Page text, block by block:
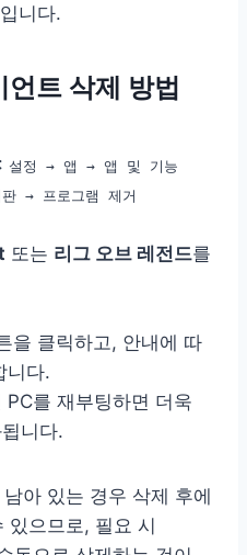
니다.
트 삭제 방법
설정 → 앱 → 앱 및 기능
판 → 프로그램 제거
또는 리그 오브 레전드를
을 클릭하고, 안내에 따
니다.
PC를 재부팅하면 더욱
니다.
아 있는 경우 삭제 후에
있으므로, 필요 시